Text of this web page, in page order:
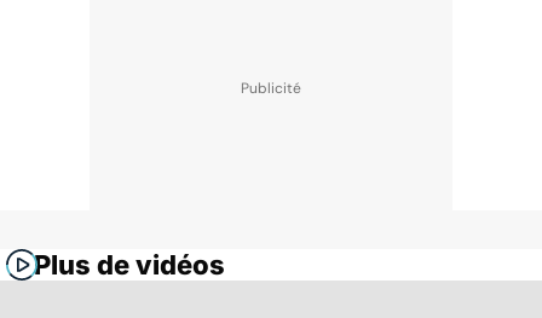
Plus de vidéos